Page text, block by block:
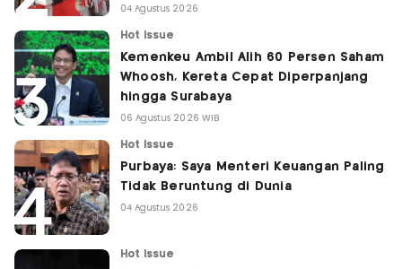
04 Agustus 2026
Hot Issue
Kemenkeu Ambil Alih 60 Persen Saham
Whoosh, Kereta Cepat Diperpanjang
hingga Surabaya
06 Agustus 2026 WIB
Hot Issue
Purbaya: Saya Menteri Keuangan Paling
Tidak Beruntung di Dunia
04 Agustus 2026
Hot Issue